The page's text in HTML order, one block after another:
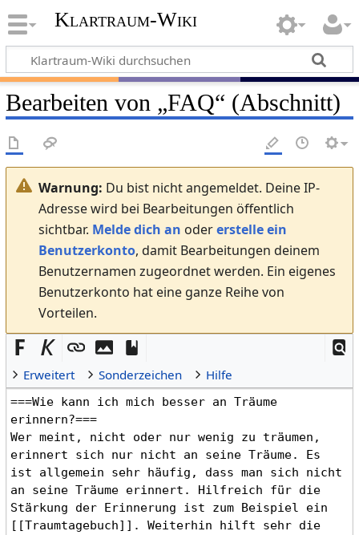
Klartraum-Wiki
Bearbeiten von „FAQ“ (Abschnitt)
Warnung: Du bist nicht angemeldet. Deine IP-
Adresse wird bei Bearbeitungen öffentlich
sichtbar. Melde dich an odererstelle ein
Benutzerkonto, damit Bearbeitungen deinem
Benutzernamen zugeordnet werden. Ein eigenes
Benutzerkonto hat eine ganze Reihe von
Vorteilen.
Erweitert Sonderzeichen Hilfe